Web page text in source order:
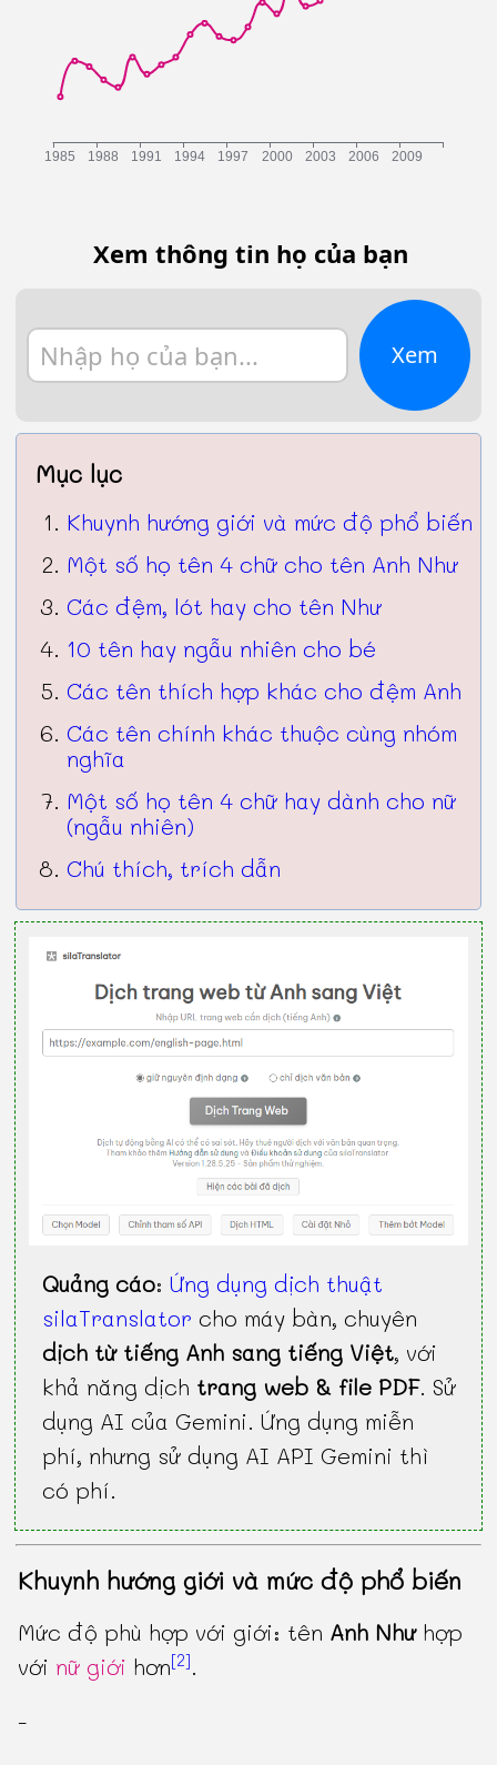
Xem thông tin họ của bạn
Xem
Mục lục
Khuynh hướng giới và mức độ phổ biến
Một số họ tên 4 chữ cho tên Anh Như
Các đệm, lót hay cho tên Như
10 tên hay ngẫu nhiên cho bé
Các tên thích hợp khác cho đệm Anh
Các tên chính khác thuộc cùng nhóm
nghĩa
Một số họ tên 4 chữ hay dành cho nữ
(ngẫu nhiên)
Chú thích, trích dẫn
Quảng cáo:Ứng dụng dịch thuật
silaTranslator cho máy bàn, chuyên
dịch từ tiếng Anh sang tiếng Việt, với
khả năng dịch trang web & file PDF. Sử
dụng AI của Gemini. Ứng dụng miễn
phí, nhưng sử dụng AI API Gemini thì
có phí.
Khuynh hướng giới và mức độ phổ biến
Mức độ phù hợp với giới: tên Anh Nhưhợp
với nữ giới hơn[2].
-